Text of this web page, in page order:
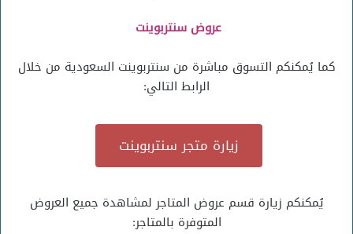
عروض سنتربوينت
كما يُمكنكم التسوق مباشرة من سنتربوينت السعودية من خلال
الرابط التالي:
زيارة متجر سنتربوينت
يُمكنكم زيارة قسم عروض المتاجر لمشاهدة جميع العروض
المتوفرة بالمتاجر: